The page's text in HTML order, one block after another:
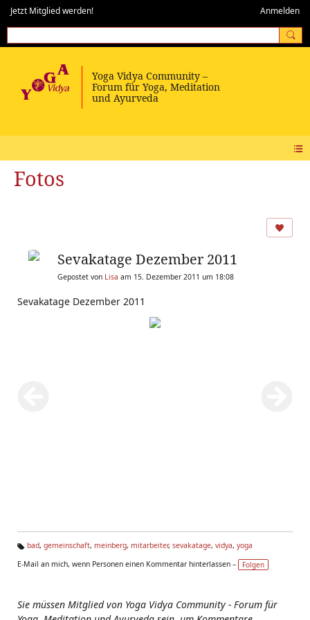
Jetzt Mitglied werden! Anmelden
Fotos
Sevakatage Dezember 2011
Gepostet von Lisa am 15. Dezember 2011 um 18:08
Sevakatage Dezember 2011
g
bad, gemeinschaft, meinberg, mitarbeiter, sevakatage, vidya, yoga
E-Mail an mich, wenn Personen einen Kommentar hinterlassen –
Folgen
Sie müssen Mitglied von Yoga Vidya Community - Forum für